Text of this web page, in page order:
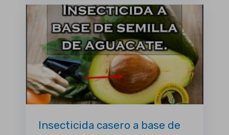
Insecticida casero a base de